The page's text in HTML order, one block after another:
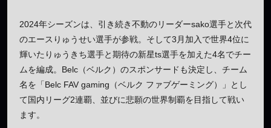
2024年シーズンは、引き続き不動のリーダーsako選手と次代
のエースりゅうせい選手が参戦。そして3月加入で世界4位に
輝いたりゅうきち選手と期待の新星ts選手を加えた4名でチー
ムを編成。Belc（ベルク）のスポンサードも決定し、チーム
名を「Belc FAV gaming（ベルク ファブゲーミング）」とし
て国内リーグ2連覇、並びに悲願の世界制覇を目指して戦い
ます。